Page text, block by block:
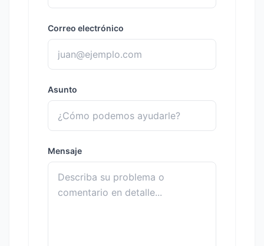
Correo electrónico
Asunto
Mensaje